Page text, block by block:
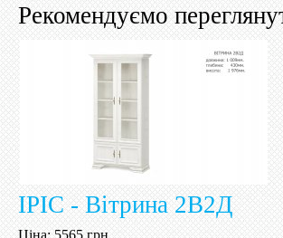
Рекомендуємо
ІРІС - Вітрина 2В2Д
Ціна:5565 грн.